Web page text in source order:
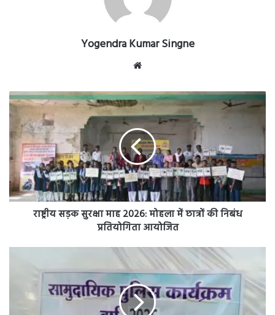
Yogendra Kumar Singne
राष्ट्रीय
सड़क
सुरक्षा
माह
2026:
मोहला
में
छात्रों
की
राष्ट्रीय सड़क सुरक्षा माह 2026: मोहला में छात्रों की निबंध
प्रतियोगिता आयोजित
कार्यक्रम
माध्यम